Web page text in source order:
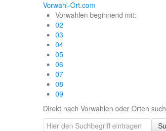
Vorwahl-Ort.com
Vorwahlen beginnend mit:
02
03
04
05
06
07
08
09
Direkt nach Vorwahlen oder Orten